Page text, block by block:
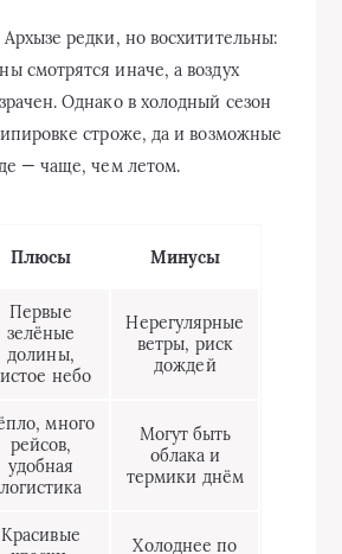
редки, но восхитительны:
смотрятся иначе, а воздух
Однако в холодный сезон
строже, да и возможные
— чаще, чем летом.
Плюсы Минусы
Первые
зелёные
долины,
небо
Нерегулярные
ветры, риск
дождей
много
рейсов,
удобная
логистика
Могут быть
облака и
термики днём
Красивые
Холоднее по